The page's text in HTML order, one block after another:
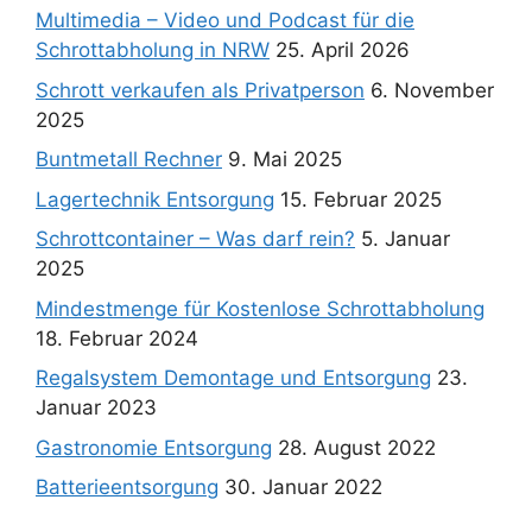
Multimedia – Video und Podcast für die
Schrottabholung in NRW 25. April 2026
Schrott verkaufen als Privatperson 6. November
2025
Buntmetall Rechner 9. Mai 2025
Lagertechnik Entsorgung 15. Februar 2025
Schrottcontainer – Was darf rein? 5. Januar
2025
Mindestmenge für Kostenlose Schrottabholung
18. Februar 2024
Regalsystem Demontage und Entsorgung 23.
Januar 2023
Gastronomie Entsorgung 28. August 2022
Batterieentsorgung 30. Januar 2022